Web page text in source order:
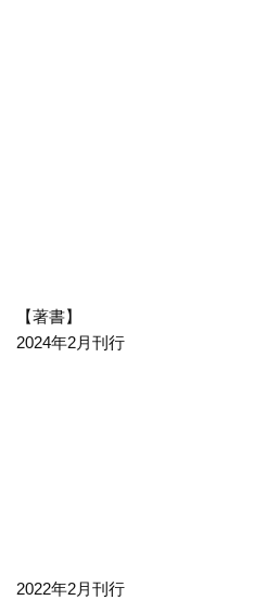
【著書】
2024年2月刊行
2022年2月刊行